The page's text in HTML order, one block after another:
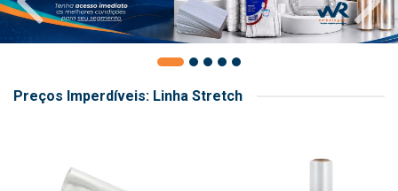
Preços Imperdíveis: Linha Stretch